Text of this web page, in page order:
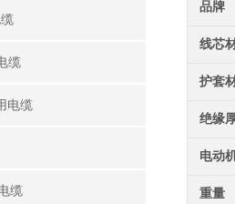
缆
电缆
缆
品牌
线芯
护套
绝缘
电动
重量